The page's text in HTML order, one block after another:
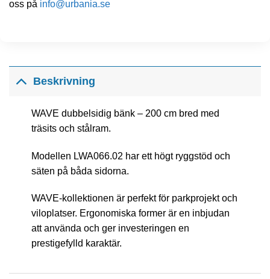
oss på info@urbania.se
Beskrivning
WAVE dubbelsidig bänk – 200 cm bred med
träsits och stålram.
Modellen LWA066.02 har ett högt ryggstöd och
säten på båda sidorna.
WAVE-kollektionen är perfekt för parkprojekt och
viloplatser. Ergonomiska former är en inbjudan
att använda och ger investeringen en
prestigefylld karaktär.